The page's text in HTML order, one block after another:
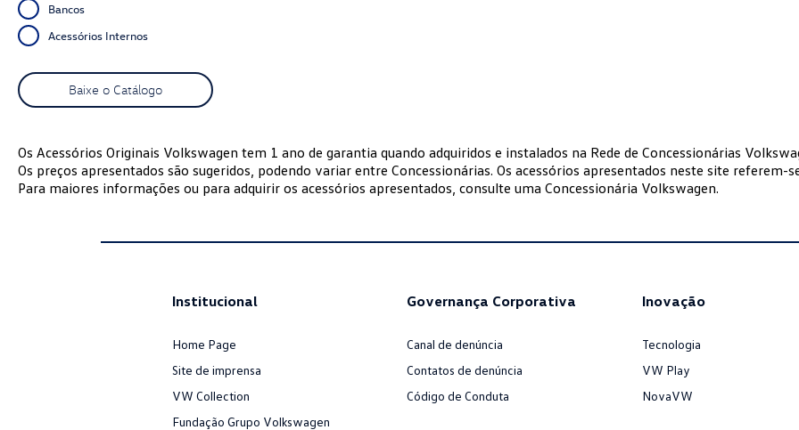
Bancos
Acessórios Internos
Baixe o Catálogo
Os Acessórios Originais Volkswagen tem 1 ano de garantia quando adquiridos e instalados na Rede de Concessionárias
Os preços apresentados são sugeridos, podendo variar entre Concessionárias. Os acessórios apresentados neste site referem-
Para maiores informações ou para adquirir os acessórios apresentados, consulte uma Concessionária Volkswagen.
Institucional
Home Page
Site de imprensa
VW Collection
Fundação Grupo Volkswagen
Governança Corporativa
Canal de denúncia
Contatos de denúncia
Código de Conduta
Inovação
Tecnologia
VW Play
NovaVW